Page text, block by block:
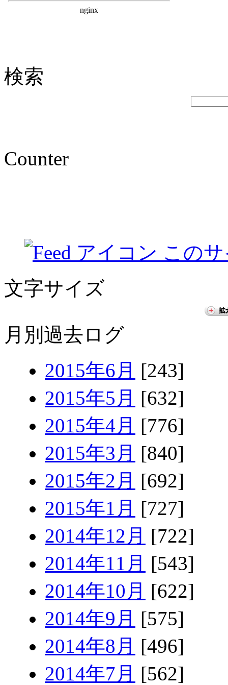
検索
Counter
この
文字サイズ
月別過去ログ
2015年6月 [243]
2015年5月 [632]
2015年4月 [776]
2015年3月 [840]
2015年2月 [692]
2015年1月 [727]
2014年12月 [722]
2014年11月 [543]
2014年10月 [622]
2014年9月 [575]
2014年8月 [496]
2014年7月 [562]